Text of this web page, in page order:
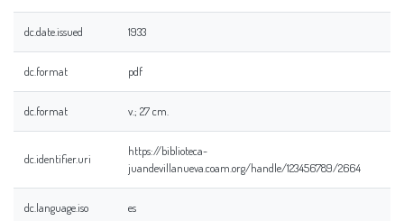
dc.date.issued 1933
dc.format pdf
dc.format v.; 27 cm.
dc.identifier.uri
https://biblioteca-
juandevillanueva.coam.org/handle/123456789/2664
dc.language.iso es